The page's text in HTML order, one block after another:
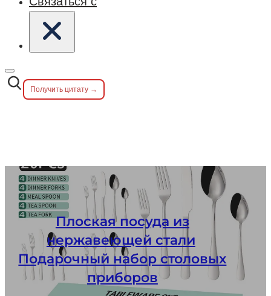
Получить цитату →
Плоская посуда из
нержавеющей стали
Подарочный набор столовых
приборов